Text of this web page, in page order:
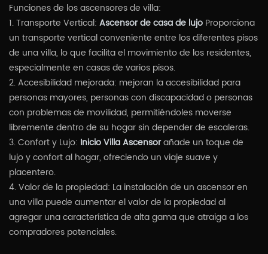
Funciones de los ascensores de villa:
1. Transporte Vertical: Ascensor de casa de lujo Proporciona
un transporte vertical conveniente entre los diferentes pisos
de una villa, lo que facilita el movimiento de los residentes,
especialmente en casas de varios pisos.
2. Accesibilidad mejorada: mejoran la accesibilidad para
personas mayores, personas con discapacidad o personas
con problemas de movilidad, permitiéndoles moverse
libremente dentro de su hogar sin depender de escaleras.
3. Confort y Lujo: Inicio Villa Ascensorañade un toque de
lujo y confort al hogar, ofreciendo un viaje suave y
placentero.
4. Valor de la propiedad: La instalación de un ascensor en
una villa puede aumentar el valor de la propiedad al
agregar una característica de alta gama que atraiga a los
compradores potenciales.